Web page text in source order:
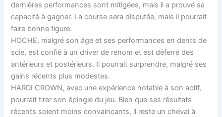
dernières performances sont mitigées, mais il a prouvé sa
capacité à gagner. La course sera disputée, mais il pourrait
faire bonne figure.
HOCHE, malgré son âge et ses performances en dents de
scie, est confié à un driver de renom et est déferré des
antérieurs et postérieurs. Il pourrait surprendre, malgré ses
gains récents plus modestes.
HARDI CROWN, avec une expérience notable à son actif,
pourrait tirer son épingle du jeu. Bien que ses résultats
récents soient moins convaincants, il reste un cheval à